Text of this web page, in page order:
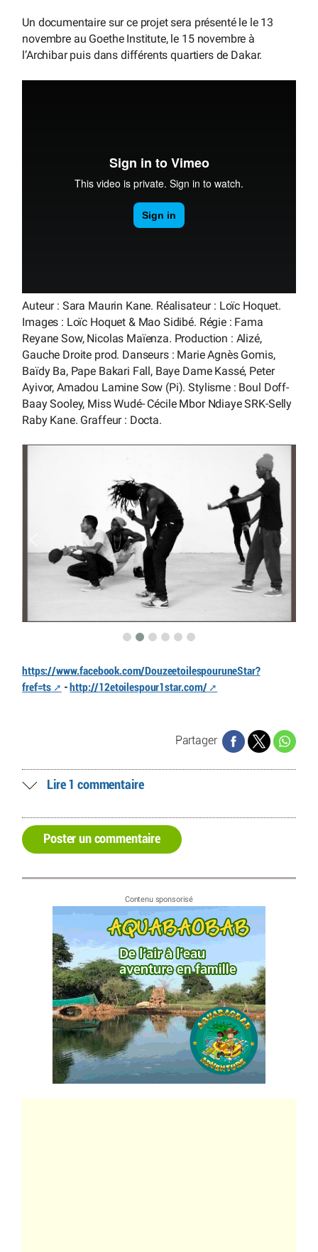
Un documentaire sur ce projet sera présenté le le 13
novembre au Goethe Institute, le 15 novembre à
l’Archibar puis dans différents quartiers de Dakar.
Auteur : Sara Maurin Kane. Réalisateur : Loïc Hoquet.
Images : Loïc Hoquet & Mao Sidibé. Régie : Fama
Reyane Sow, Nicolas Maïenza. Production : Alizé,
Gauche Droite prod. Danseurs : Marie Agnès Gomis,
Baïdy Ba, Pape Bakari Fall, Baye Dame Kassé, Peter
Ayivor, Amadou Lamine Sow (Pi). Stylisme : Boul Doff-
Baay Sooley, Miss Wudé- Cécile Mbor Ndiaye SRK-Selly
Raby Kane. Graffeur : Docta.
https://www.facebook.com/DouzeetoilespouruneStar?
fref=ts
- http://12etoilespour1star.com/
Partager
Lire 1 commentaire
Poster un commentaire